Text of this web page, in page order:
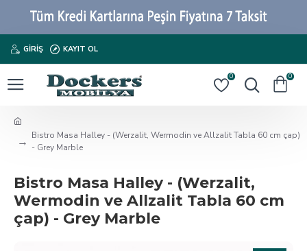
GIRIŞ KAYIT OL
0 0
Bistro Masa Halley - (Werzalit, Wermodin ve Allzalit Tabla 60 cm çap)
- Grey Marble
Bistro Masa Halley - (Werzalit,
Wermodin ve Allzalit Tabla 60 cm
çap) - Grey Marble